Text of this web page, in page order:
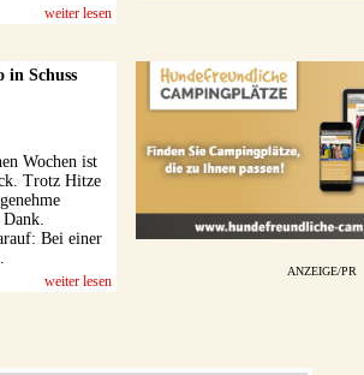
weiter lesen
in Schuss
Wochen ist
Trotz Hitze
Bei einer
weiter lesen
ANZEIGE/PR